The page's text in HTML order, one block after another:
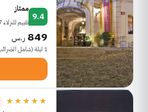
9.4
ممتاز
تقييم للنزلاء 507
849 ر.س
1 ليلة (شامل الضرائب) · 1 غرفة
★★★★★